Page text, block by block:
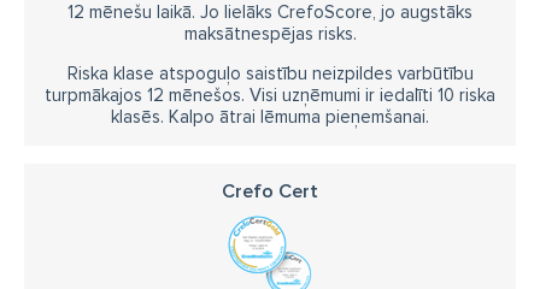
12 mēnešu laikā. Jo lielāks CrefoScore, jo augstāks
maksātnespējas risks.
Riska klase atspoguļo saistību neizpildes varbūtību
turpmākajos 12 mēnešos. Visi uzņēmumi ir iedalīti 10 riska
klasēs. Kalpo ātrai lēmuma pieņemšanai.
Crefo Cert